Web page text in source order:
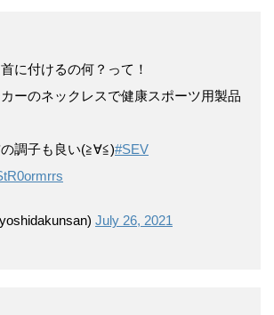
に付けるの何？って！
ーのネックレスで健康スポーツ用製品
調子も良い(≧∀≦)#SEV
July 26, 2021